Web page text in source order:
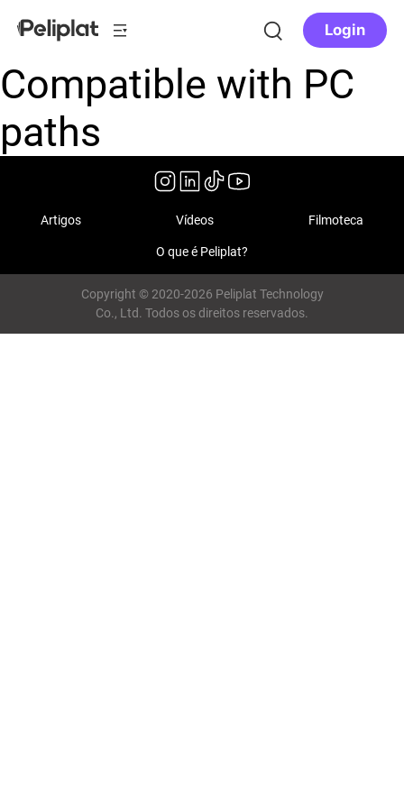
Login
Compatible with PC
paths
Artigos Vídeos Filmoteca
O que é Peliplat?
Copyright © 2020-2026 Peliplat Technology
Co., Ltd. Todos os direitos reservados.